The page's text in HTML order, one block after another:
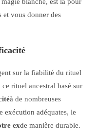
blanche, est là pour
et vous donner des
sur la fiabilité du rituel
rituel ancestral basé sur
à de nombreuses
exécution adéquates, le
exde manière durable.